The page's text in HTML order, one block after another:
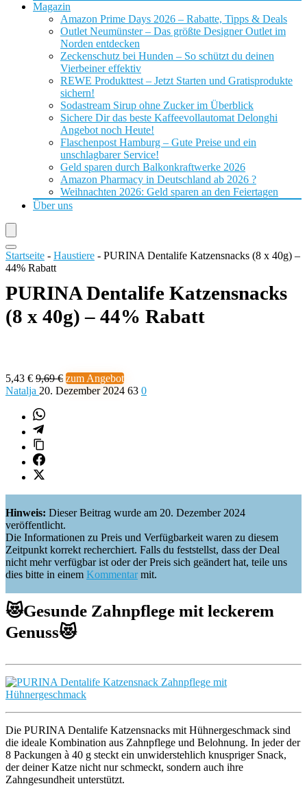
Magazin
Amazon Prime Days 2026 – Rabatte, Tipps & Deals
Outlet Neumünster – Das größte Designer Outlet im
Norden entdecken
Zeckenschutz bei Hunden – So schützt du deinen
Vierbeiner effektiv
REWE Produkttest – Jetzt Starten und Gratisprodukte
sichern!
Sodastream Sirup ohne Zucker im Überblick
Sichere Dir das beste Kaffeevollautomat Delonghi
Angebot noch Heute!
Flaschenpost Hamburg – Gute Preise und ein
unschlagbarer Service!
Geld sparen durch Balkonkraftwerke 2026
Amazon Pharmacy in Deutschland ab 2026 ?
Weihnachten 2026: Geld sparen an den Feiertagen
Über uns
Startseite - Haustiere - PURINA Dentalife Katzensnacks (8 x 40g) –
44% Rabatt
PURINA Dentalife Katzensnacks
(8 x 40g) – 44% Rabatt
5,43 € 9,69 € zum Angebot
Natalja 20. Dezember 2024 63 0
Hinweis: Dieser Beitrag wurde am 20. Dezember 2024
veröffentlicht.
Die Informationen zu Preis und Verfügbarkeit waren zu diesem
Zeitpunkt korrekt recherchiert. Falls du feststellst, dass der Deal
nicht mehr verfügbar ist oder der Preis sich geändert hat, teile uns
dies bitte in einem Kommentarmit.
😻Gesunde Zahnpflege mit leckerem
Genuss😻
Die PURINA Dentalife Katzensnacks mit Hühnergeschmack sind
die ideale Kombination aus Zahnpflege und Belohnung. In jeder der
8 Packungen à 40 g steckt ein unwiderstehlich knuspriger Snack,
der deiner Katze nicht nur schmeckt, sondern auch ihre
Zahngesundheit unterstützt.